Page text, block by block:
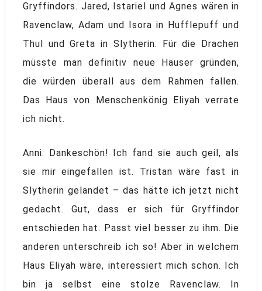
Gryffindors. Jared, Istariel und Agnes wären in
Ravenclaw, Adam und Isora in Hufflepuff und
Thul und Greta in Slytherin. Für die Drachen
müsste man definitiv neue Häuser gründen,
die würden überall aus dem Rahmen fallen.
Das Haus von Menschenkönig Eliyah verrate
ich nicht.
Anni: Dankeschön! Ich fand sie auch geil, als
sie mir eingefallen ist. Tristan wäre fast in
Slytherin gelandet – das hätte ich jetzt nicht
gedacht. Gut, dass er sich für Gryffindor
entschieden hat. Passt viel besser zu ihm. Die
anderen unterschreib ich so! Aber in welchem
Haus Eliyah wäre, interessiert mich schon. Ich
bin ja selbst eine stolze Ravenclaw. In